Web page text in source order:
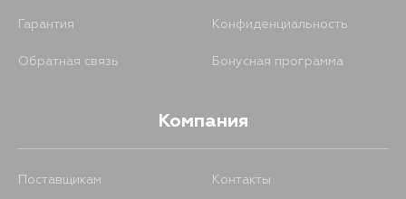
Гарантия Конфиденциальность
Обратная связь Бонусная программа
Компания
Поставщикам Контакты